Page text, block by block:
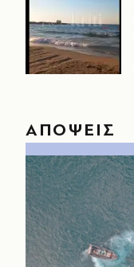
ΑΠΟΨΕΙΣ